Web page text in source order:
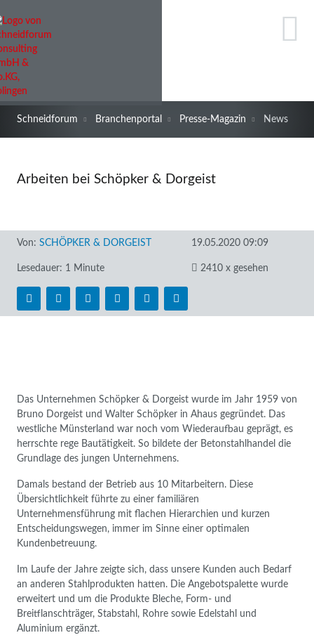
Schneidforum Branchenportal Presse-Magazin News
Arbeiten bei Schöpker & Dorgeist
Von: SCHÖPKER & DORGEIST 19.05.2020 09:09
Lesedauer: 1 Minute 2410 x gesehen
Das Unternehmen Schöpker & Dorgeist wurde im Jahr 1959 von
Bruno Dorgeist und Walter Schöpker in Ahaus gegründet. Das
westliche Münsterland war noch vom Wiederaufbau geprägt, es
herrschte rege Bautätigkeit. So bildete der Betonstahlhandel die
Grundlage des jungen Unternehmens.
Damals bestand der Betrieb aus 10 Mitarbeitern. Diese
Übersichtlichkeit führte zu einer familiären
Unternehmensführung mit flachen Hierarchien und kurzen
Entscheidungswegen, immer im Sinne einer optimalen
Kundenbetreuung.
Im Laufe der Jahre zeigte sich, dass unsere Kunden auch Bedarf
an anderen Stahlprodukten hatten. Die Angebotspalette wurde
erweitert und um die Produkte Bleche, Form- und
Breitflanschträger, Stabstahl, Rohre sowie Edelstahl und
Aluminium ergänzt.